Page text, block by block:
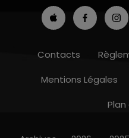
15h00 - 19h00
Contacts
Mentions Légales